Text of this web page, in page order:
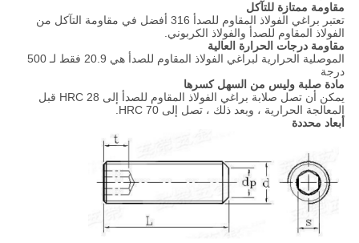
مقاومة ممتازة للتآكل
تعتبر براغي الفولاذ المقاوم للصدأ 316 أفضل في مقاومة التآكل من
الفولاذ المقاوم للصدأ والفولاذ الكربوني.
مقاومة درجات الحرارة العالية
الموصلية الحرارية لبراغي الفولاذ المقاوم للصدأ هي 20.9 فقط لـ 500
درجة
مادة صلبة وليس من السهل كسرها
يمكن أن تصل صلابة براغي الفولاذ المقاوم للصدأ إلى HRC 28 قبل
المعالجة الحرارية ، وبعد ذلك ، تصل إلى HRC 70.
أبعاد محددة